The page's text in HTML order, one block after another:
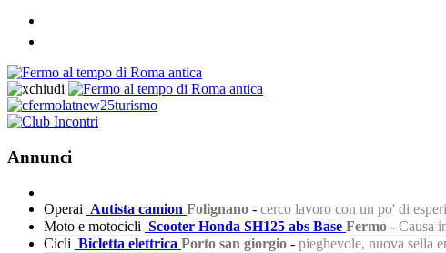
Annunci
Operai Autista camion Folignano - cerco lavoro con un po' di
Moto e motocicli Scooter Honda SH125 abs Base Fermo - Causa
Cicli Bicletta elettrica Porto san giorgio - pieghevole, nuova sella